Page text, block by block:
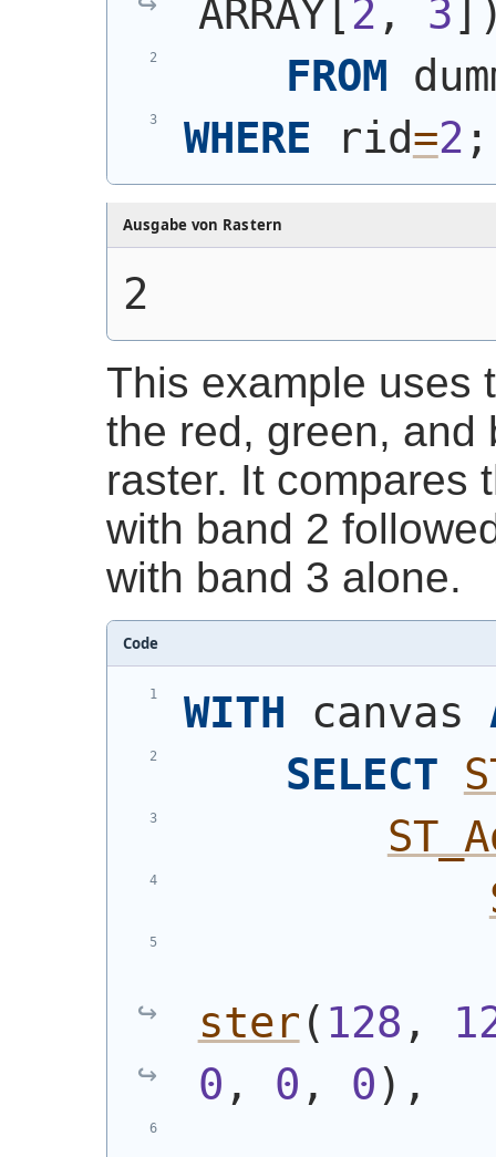
ARRAY[ 2 , 3
FROM
WHERE rid=2 ;
Ausgabe von Rastern
2
This example uses
the red, green, and
raster. It compares
with band 2
with band 3 alone.
Code
WITH canvas
SELECT
ster ( 128 ,
0 , 0 , 0) ,